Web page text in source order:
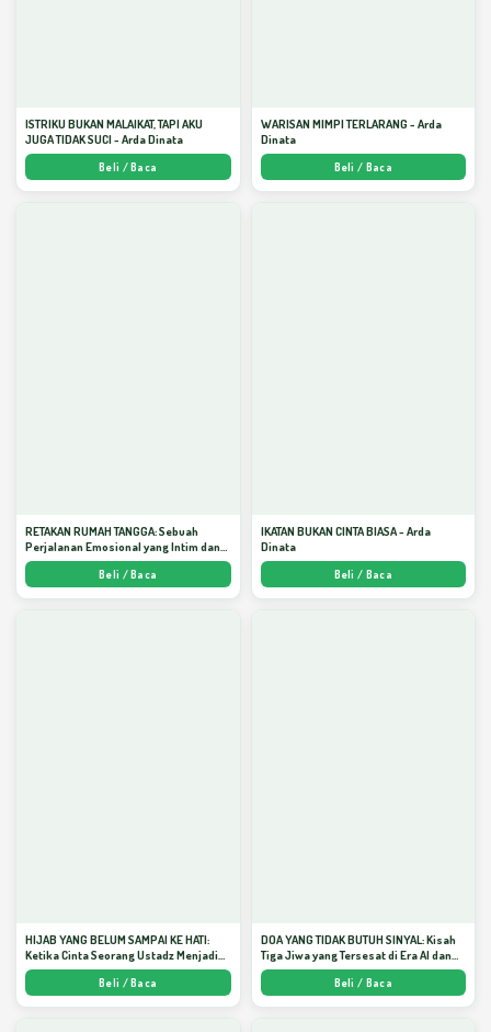
ISTRIKU BUKAN MALAIKAT, TAPI AKU
JUGA TIDAK SUCI - Arda Dinata
Beli / Baca
WARISAN MIMPI TERLARANG - Arda
Dinata
Beli / Baca
RETAKAN RUMAH TANGGA: Sebuah
Perjalanan Emosional yang Intim dan
Mendalam - Arda Dinata
Beli / Baca
IKATAN BUKAN CINTA BIASA - Arda
Dinata
Beli / Baca
HIJAB YANG BELUM SAMPAI KE HATI:
Ketika Cinta Seorang Ustadz Menjadi
Cermin yang Paling Kejam - Arda
Beli / Baca
DOA YANG TIDAK BUTUH SINYAL: Kisah
Tiga Jiwa yang Tersesat di Era AI dan
Menemukan Jalan Pulang di Bulan
Ramadhan" - Arda Dinata
Beli / Baca